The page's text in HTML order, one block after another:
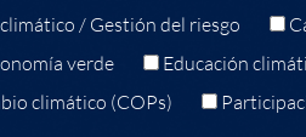
/ Gestión del riesgo
verde
Educación
climático (COPs)